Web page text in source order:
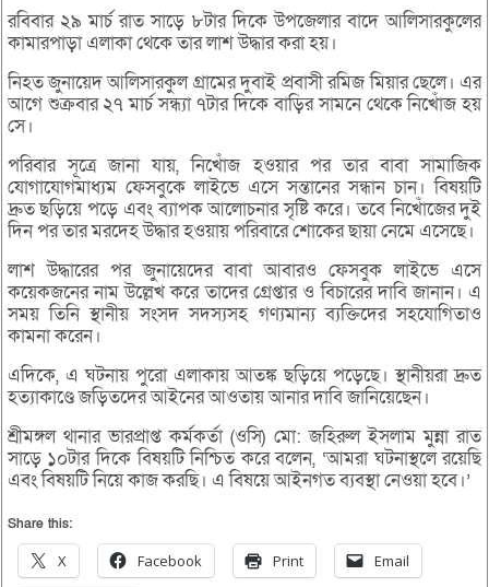
রবিবার ২৯ মার্চ রাত সাড়ে ৮টার দিকে উপজেলার বাদে আলিসারকুলের
কামারপাড়া এলাকা থেকে তার লাশ উদ্ধার করা হয়।
নিহত জুনায়েদ আলিসারকুল গ্রামের দুবাই প্রবাসী রমিজ মিয়ার ছেলে। এর
আগে শুক্রবার ২৭ মার্চ সন্ধ্যা ৭টার দিকে বাড়ির সামনে থেকে নিখোঁজ হয়
সে।
পরিবার সূত্রে জানা যায়, নিখোঁজ হওয়ার পর তার বাবা সামাজিক
যোগাযোগমাধ্যম ফেসবুকে লাইভে এসে সন্তানের সন্ধান চান। বিষয়টি
দ্রুত ছড়িয়ে পড়ে এবং ব্যাপক আলোচনার সৃষ্টি করে। তবে নিখোঁজের দুই
দিন পর তার মরদেহ উদ্ধার হওয়ায় পরিবারে শোকের ছায়া নেমে এসেছে।
লাশ উদ্ধারের পর জুনায়েদের বাবা আবারও ফেসবুক লাইভে এসে
কয়েকজনের নাম উল্লেখ করে তাদের গ্রেপ্তার ও বিচারের দাবি জানান। এ
সময় তিনি স্থানীয় সংসদ সদস্যসহ গণ্যমান্য ব্যক্তিদের সহযোগিতাও
কামনা করেন।
এদিকে, এ ঘটনায় পুরো এলাকায় আতঙ্ক ছড়িয়ে পড়েছে। স্থানীয়রা দ্রুত
হত্যাকাণ্ডে জড়িতদের আইনের আওতায় আনার দাবি জানিয়েছেন।
শ্রীমঙ্গল থানার ভারপ্রাপ্ত কর্মকর্তা (ওসি) মো: জহিরুল ইসলাম মুন্না রাত
সাড়ে ১০টার দিকে বিষয়টি নিশ্চিত করে বলেন, ‘আমরা ঘটনাস্থলে রয়েছি
এবং বিষয়টি নিয়ে কাজ করছি। এ বিষয়ে আইনগত ব্যবস্থা নেওয়া হবে।’
Share this:
X Facebook Print Email